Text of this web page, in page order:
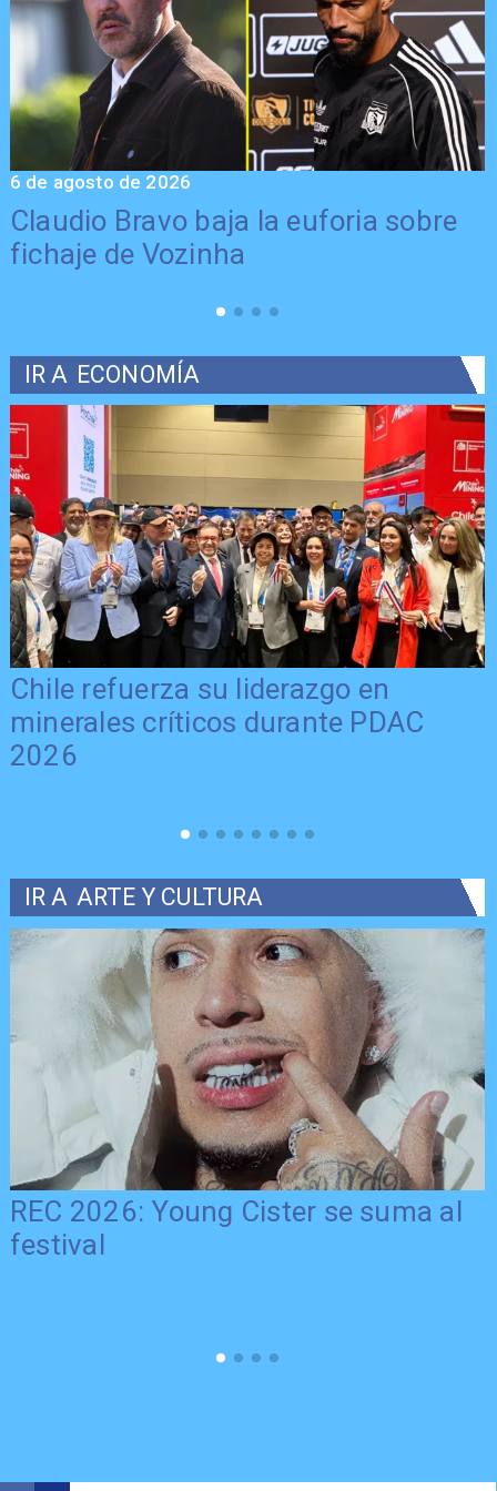
Claudio Bravo baja la euforia sobre
fichaje de Vozinha
6 de agosto de 2026
IR A ECONOMÍA
Chile refuerza su liderazgo en
minerales críticos durante PDAC
2026
IR A ARTE Y CULTURA
REC 2026: Young Cister se suma al
festival